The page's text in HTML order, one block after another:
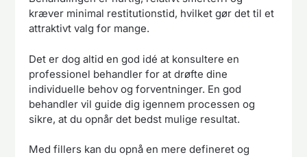
kræver minimal restitutionstid, hvilket gør det til et
attraktivt valg for mange.
Det er dog altid en god idé at konsultere en
professionel behandler for at drøfte dine
individuelle behov og forventninger. En god
behandler vil guide dig igennem processen og
sikre, at du opnår det bedst mulige resultat.
Med fillers kan du opnå en mere defineret og